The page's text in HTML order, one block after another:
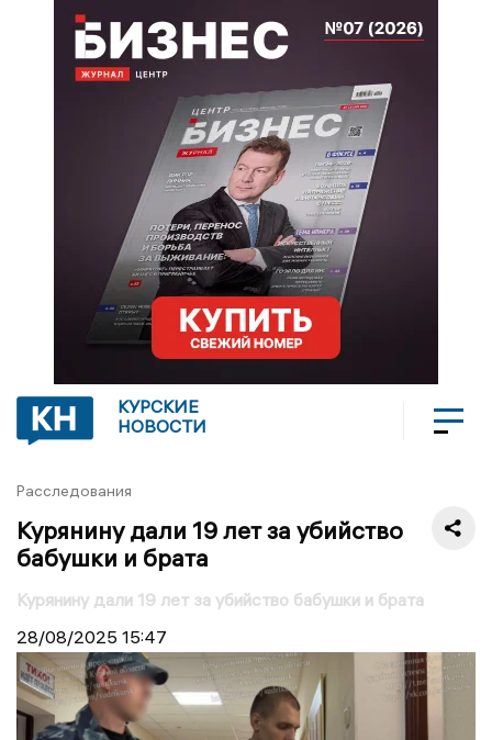
КУРСКИЕ
НОВОСТИ
Расследования
Курянину дали 19 лет за убийство
бабушки и брата
Курянину дали 19 лет за убийство бабушки и брата
28/08/2025 15:47